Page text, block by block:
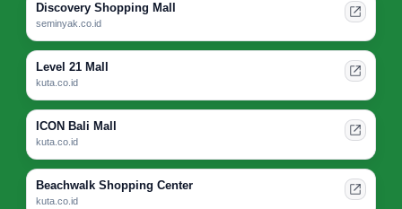
Discovery Shopping Mall
seminyak.co.id
Level 21 Mall
kuta.co.id
ICON Bali Mall
kuta.co.id
Beachwalk Shopping Center
kuta.co.id